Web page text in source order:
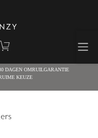
DAGEN OMRUILGARANTIE
KEUZE